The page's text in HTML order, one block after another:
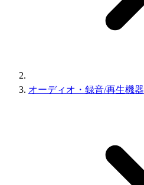
オーディオ・録音/再生機器